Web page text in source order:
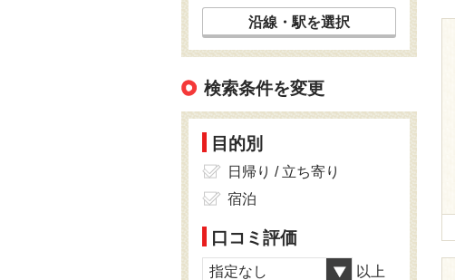
沿線・駅を選択
検索条件を変更
目的別
日帰り / 立ち寄り
宿泊
口コミ評価
指定なし 以上